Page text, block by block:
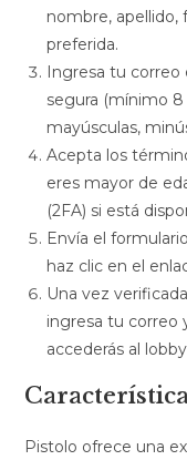
nombre, apellido,
preferida.
Ingresa tu correo
segura (mínimo
mayúsculas,
Acepta los
eres mayor de
(2FA) si está
Envía el
haz clic en el
Una vez
ingresa tu correo
accederás al
Pistolo ofrece una